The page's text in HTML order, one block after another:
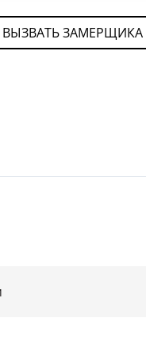
ВЫЗВАТЬ ЗАМЕРЩИКА